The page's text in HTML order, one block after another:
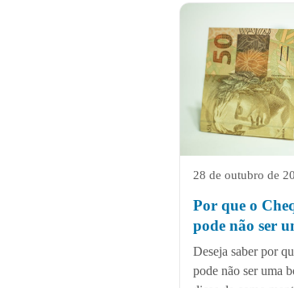
28 de outubro de
Por que o
pode não ser
Deseja saber por
pode não ser uma